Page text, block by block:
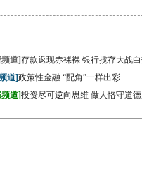
道]存款返现赤裸裸 银行揽存大战
道]政策性金融 “配角”一样出彩
道]投资尽可逆向思维 做人恪守道